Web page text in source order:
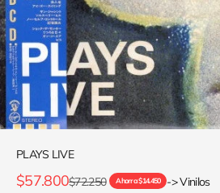
PLAYS LIVE
Precio de oferta
$57.800Precio normal
$72.250 Ahorra $14.450 -> Vinilos